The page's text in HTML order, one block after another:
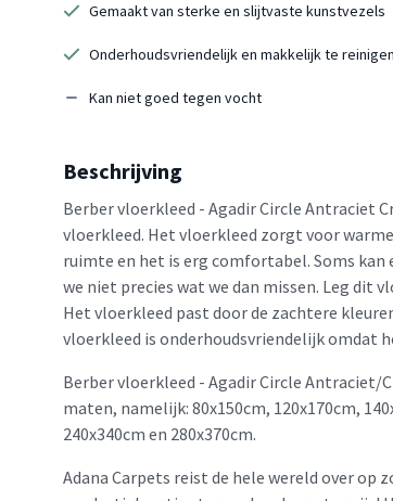
Gemaakt van sterke en slijtvaste kunstvezels
Onderhoudsvriendelijk en makkelijk te reinigen
Kan niet goed tegen vocht
Beschrijving
Berber vloerkleed - Agadir Circle Antraciet
vloerkleed. Het vloerkleed zorgt voor
ruimte en het is erg comfortabel. Soms
we niet precies wat we dan missen. Leg dit
Het vloerkleed past door de zachtere
vloerkleed is onderhoudsvriendelijk omdat
Berber vloerkleed - Agadir Circle Antraciet/
maten, namelijk: 80x150cm, 120x170cm,
240x340cm en 280x370cm.
Adana Carpets reist de hele wereld over op